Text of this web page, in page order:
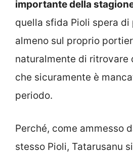
importante della
quella sfida Pioli spera
almeno sul proprio
naturalmente di ritrovare
che sicuramente è
periodo.
Perché, come ammesso
stesso Pioli, Tatarusanu